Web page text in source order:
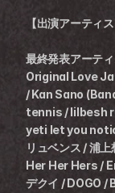
【出演アーティス
最終発表アーティ
Original Love
/ Kan Sano
tennis / lilbesh
yeti let you
リュベンス / 浦
Her Her Hers /
デクイ / DOGO